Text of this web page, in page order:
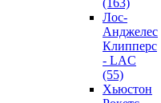
Лос-
Анджелес
Клипперс
- LAC
(55)
Хьюстон